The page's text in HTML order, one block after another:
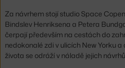
Za návrhem stojí studio Space
Bindslev Henriksena a Petera
čerpají především na cestách do
nedokonalé zdi v ulicích New Yorku
života se odráží v náladě jejich